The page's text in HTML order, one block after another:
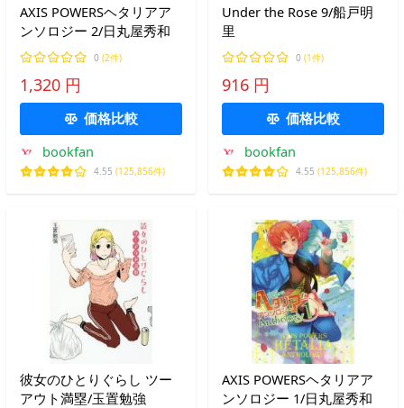
AXIS POWERSヘタリアア
ンソロジー 2/日丸屋秀和
0 (2件)
1,320 円
価格比較
bookfan
4.55 (125,856件)
Under the Rose 9/船戸明
里
0 (1件)
916 円
価格比較
bookfan
4.55 (125,856件)
彼女のひとりぐらし ツー
アウト満塁/玉置勉強
AXIS POWERSヘタリアア
ンソロジー 1/日丸屋秀和